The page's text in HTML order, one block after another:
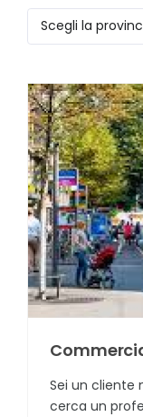
Sei un cliente
cerca un